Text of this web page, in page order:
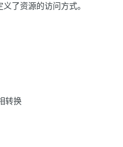
了资源的访问方式。
转换